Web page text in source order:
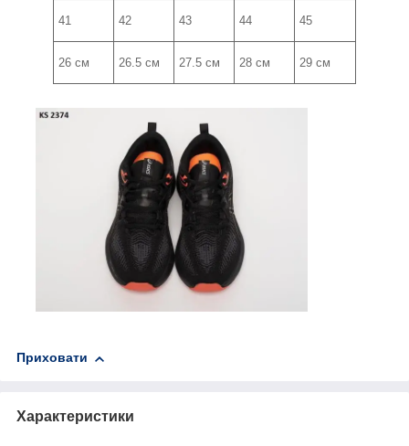
41 42 43 44 45
26 см 26.5 см 27.5 см 28 см 29 см
Приховати
Характеристики